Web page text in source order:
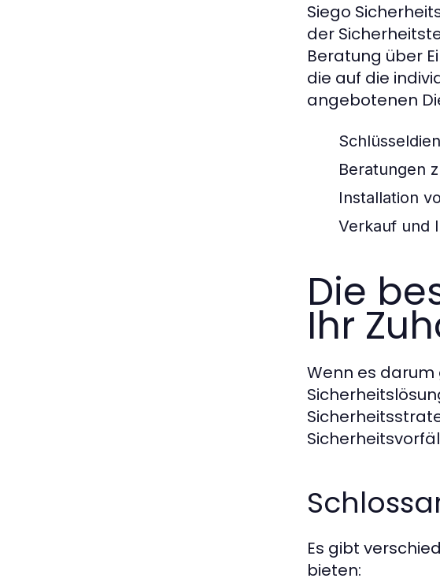
Siego
der
Beratung über
die auf die
angebotenen
Beratungen
Installation
Verkauf und
Die
Ihr
Wenn es darum
Es gibt
bieten: